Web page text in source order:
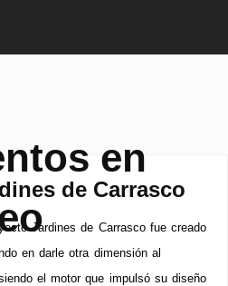
en
de Carrasco
Jardines de Carrasco fue creado
en darle otra dimensión al
el motor que impulsó su diseño